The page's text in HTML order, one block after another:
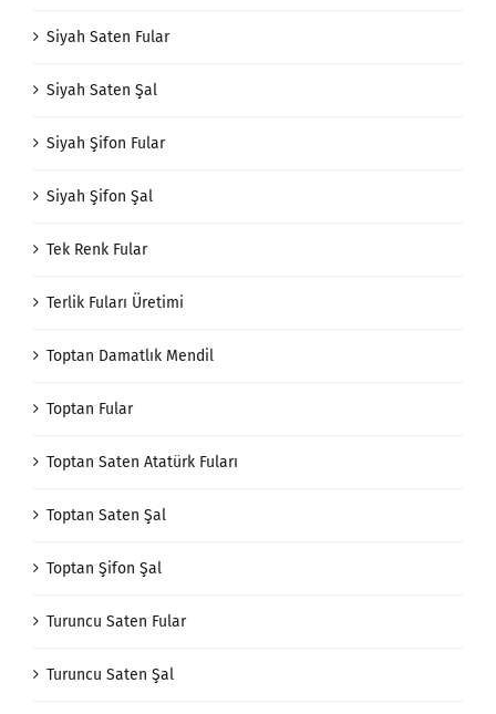
Siyah Saten Fular
Siyah Saten Şal
Siyah Şifon Fular
Siyah Şifon Şal
Tek Renk Fular
Terlik Fuları Üretimi
Toptan Damatlık Mendil
Toptan Fular
Toptan Saten Atatürk Fuları
Toptan Saten Şal
Toptan Şifon Şal
Turuncu Saten Fular
Turuncu Saten Şal